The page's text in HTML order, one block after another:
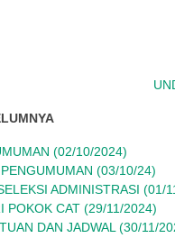
(02/10/2024)
(03/10/24)
ADMINISTRASI (01/
POKOK CAT (29/11/2024)
DAN JADWAL (30/11/